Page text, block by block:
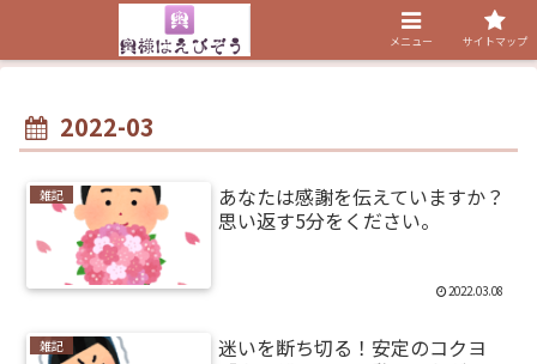
2022-03
雑記
あなたは感謝を伝えていますか？
思い返す5分をください。
2022.03.08
雑記
迷いを断ち切る！安定のコクヨ
メニュー サイトマップ